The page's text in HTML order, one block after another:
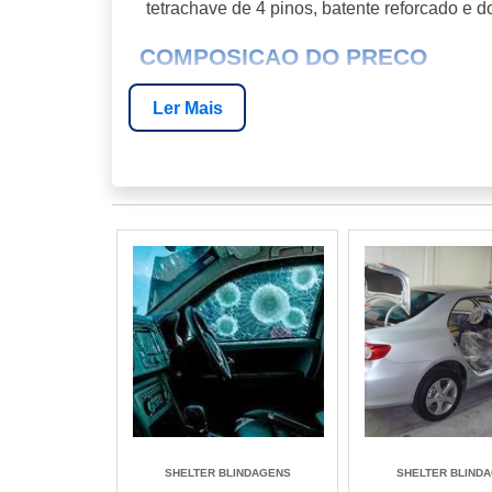
tetrachave de 4 pinos, batente reforcado e
COMPOSICAO DO PRECO
Em termos de custo-benefico
em prensa hidraulica de 200 toneladas,
Acabamentos dispon铆veis incluem
metais (aco inox, latao escovado) e
arrombamento e fechadura biometrica
DIRETRIZ TECNICA
A recomendacao tecnica para ambientes
destrutivos NBR 11785 e NBR 15000,
Custo de instalacao R$ 800 a R$ 1.500.
Ler Mais
SHELTER BLINDAGENS SHELTER